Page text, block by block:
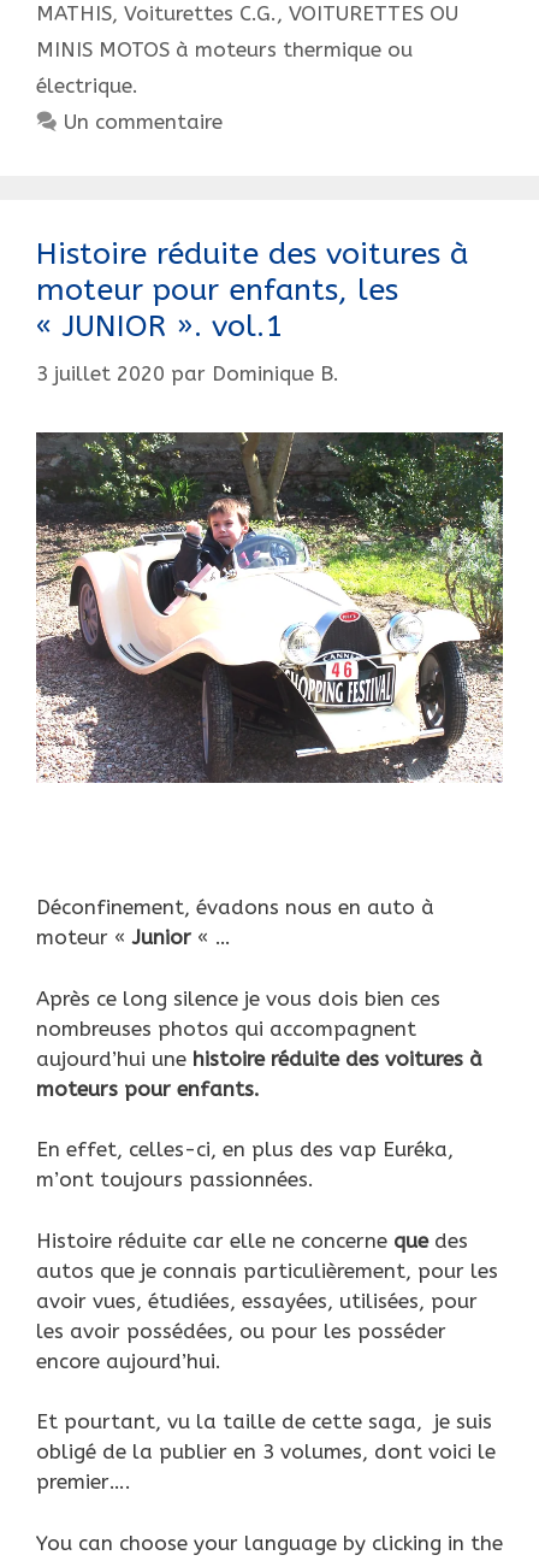
MATHIS, Voiturettes C.G. , VOITURETTES OU
MINIS MOTOS à moteurs thermique ou
électrique.
Un commentaire
Histoire réduite des voitures à
moteur pour enfants, les
« JUNIOR ». vol.1
3 juillet 2020 par Dominique B.
Déconfinement, évadons nous en auto à
moteur «Junior « …
Après ce long silence je vous dois bien ces
nombreuses photos qui accompagnent
aujourd’hui une histoire réduite des voitures à
moteurs pour enfants.
En effet, celles-ci, en plus des vap Euréka,
m’ont toujours passionnées.
Histoire réduite car elle ne concerne quedes
autos que je connais particulièrement, pour les
avoir vues, étudiées, essayées, utilisées, pour
les avoir possédées, ou pour les posséder
encore aujourd’hui.
Et pourtant, vu la taille de cette saga, je suis
obligé de la publier en 3 volumes, dont voici le
premier….
You can choose your language by clicking in the